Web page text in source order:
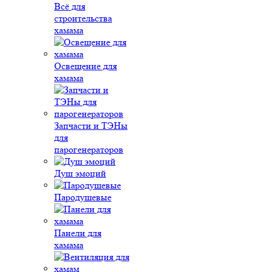
Всё для
строительства
хамама
Освещение для
хамама
Запчасти и ТЭНы
для
парогенераторов
Душ эмоций
Пародушевые
Панели для
хамама